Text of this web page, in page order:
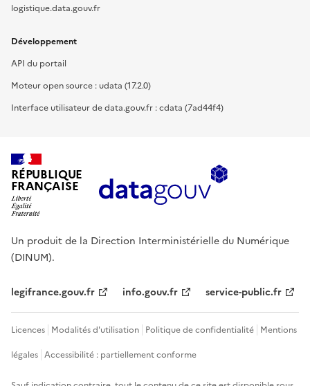
logistique.data.gouv.fr
Développement
API du portail
Moteur open source : udata (17.2.0)
Interface utilisateur de data.gouv.fr : cdata (7ad44f4)
RÉPUBLIQUE
FRANÇAISE
Un produit de la Direction Interministérielle du Numérique
(DINUM).
legifrance.gouv.fr info.gouv.fr service-public.fr
Licences Modalités d'utilisation Politique de confidentialité Mentions
légales Accessibilité : partiellement conforme